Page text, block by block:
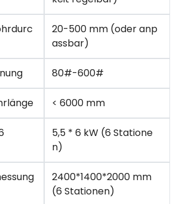
20-500 mm (oder anp
assbar)
80#-600#
< 6000 mm
5,5 * 6 kW (6 Statione
n)
2400*1400*2000 mm
(6 Stationen)